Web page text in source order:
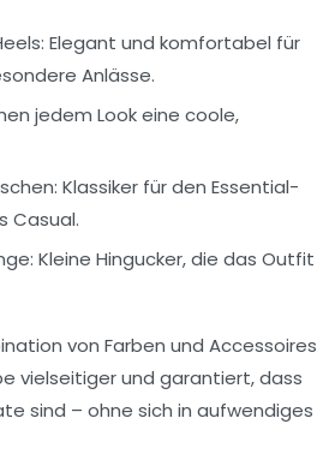
Elegant und komfortabel für
Anlässe.
jedem Look eine coole,
Klassiker für den Essential-
Casual.
Kleine Hingucker, die das Outfit
von Farben und Accessoires
vielseitiger und garantiert, dass
sind – ohne sich in aufwendiges